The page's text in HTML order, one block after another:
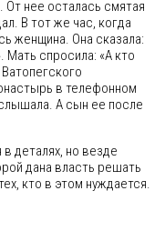
От нее осталась смятая
В тот же час, когда
женщина. Она сказала:
Мать спросила: «А кто
в телефонном
А сын ее после
деталях, но везде
дана власть решать
кто в этом нуждается.